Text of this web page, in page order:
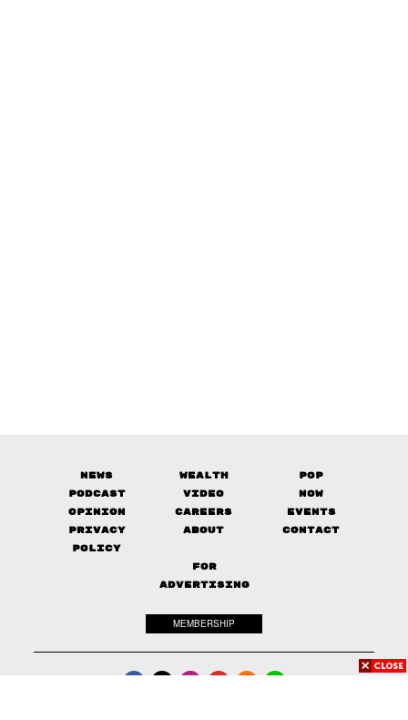
News Wealth
Pop
Podcast
Video
Now
Opinion
Careers
Events
Privacy
Policy
About Contact
FOR
ADVERTISING
MEMBERSHIP